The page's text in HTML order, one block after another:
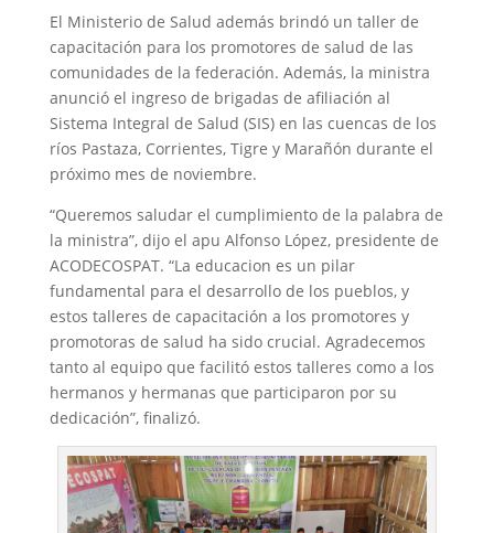
El Ministerio de Salud además brindó un taller de
capacitación para los promotores de salud de las
comunidades de la federación. Además, la ministra
anunció el ingreso de brigadas de afiliación al
Sistema Integral de Salud (SIS) en las cuencas de los
ríos Pastaza, Corrientes, Tigre y Marañón durante el
próximo mes de noviembre.
“Queremos saludar el cumplimiento de la palabra de
la ministra”, dijo el apu Alfonso López, presidente de
ACODECOSPAT. “La educacion es un pilar
fundamental para el desarrollo de los pueblos, y
estos talleres de capacitación a los promotores y
promotoras de salud ha sido crucial. Agradecemos
tanto al equipo que facilitó estos talleres como a los
hermanos y hermanas que participaron por su
dedicación”, finalizó.